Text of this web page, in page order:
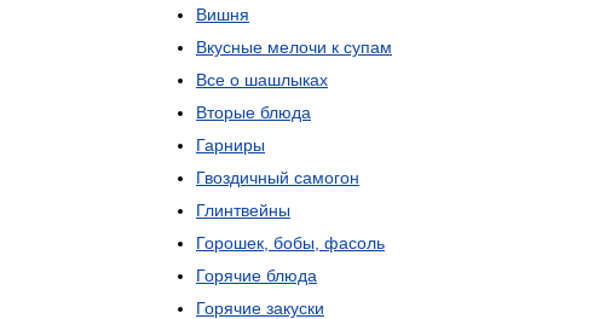
Вишня
Вкусные мелочи к супам
Все о шашлыках
Вторые блюда
Гарниры
Гвоздичный самогон
Глинтвейны
Горошек бобы фасоль
Горячие блюда
Горячие закуски